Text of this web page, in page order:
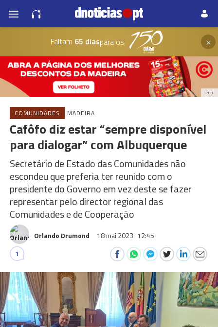
Faltam 65 diaspara os ×
PUB
COMUNIDADES MADEIRA
Cafôfo diz estar “sempre disponível
para dialogar” com Albuquerque
Secretário de Estado das Comunidades não
escondeu que preferia ter reunido com o
presidente do Governo em vez deste se fazer
representar pelo director regional das
Comunidades e de Cooperação
Orlando Drumond 18 mai 2023 12:45
1